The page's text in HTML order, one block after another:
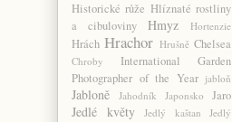
Historické růže Hlíznaté rostliny
a cibuloviny
Hmyz Hortenzie
Hrách Hrachor Hrušně Chelsea
Chroby
International Garden
Photographer of the Year jabloň
Jabloně Jahodník Japonsko Jaro
Jedlé květy Jedlý kaštan
Jedlý